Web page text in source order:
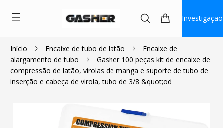
Investigação
Início Encaixe de tubo de latão
Encaixe de
alargamento de tubo
Gasher 100 peças kit de encaixe de
compressão de latão, virolas de manga e suporte de tubo de
inserção e cabeça de virola, tubo de 3/8 &quot;od
$20.69